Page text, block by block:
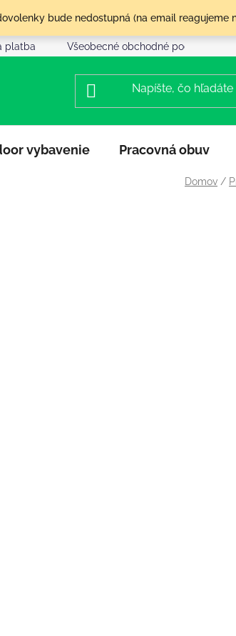
bude nedostupná (na email
platba Všeobecné obchodné podmienky
vybavenie Pracovná obuv
Domov /